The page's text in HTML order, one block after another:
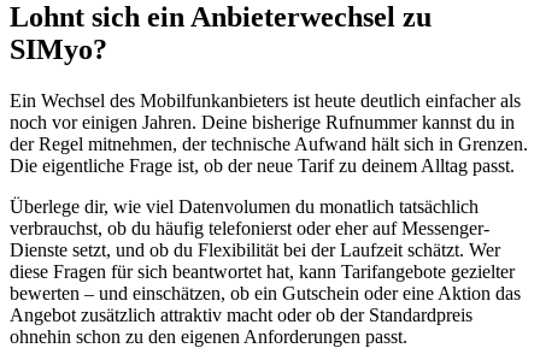
Lohnt sich ein Anbieterwechsel zu
SIMyo?
Ein Wechsel des Mobilfunkanbieters ist heute deutlich einfacher als
noch vor einigen Jahren. Deine bisherige Rufnummer kannst du in
der Regel mitnehmen, der technische Aufwand hält sich in Grenzen.
Die eigentliche Frage ist, ob der neue Tarif zu deinem Alltag passt.
Überlege dir, wie viel Datenvolumen du monatlich tatsächlich
verbrauchst, ob du häufig telefonierst oder eher auf Messenger-
Dienste setzt, und ob du Flexibilität bei der Laufzeit schätzt. Wer
diese Fragen für sich beantwortet hat, kann Tarifangebote gezielter
bewerten – und einschätzen, ob ein Gutschein oder eine Aktion das
Angebot zusätzlich attraktiv macht oder ob der Standardpreis
ohnehin schon zu den eigenen Anforderungen passt.